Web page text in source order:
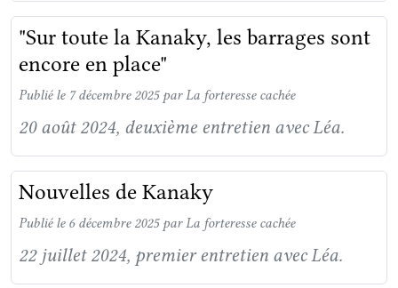
"Sur toute la Kanaky, les barrages sont
encore en place"
Publié le 7 décembre 2025 par La forteresse cachée
20 août 2024, deuxième entretien avec Léa.
Nouvelles de Kanaky
Publié le 6 décembre 2025 par La forteresse cachée
22 juillet 2024, premier entretien avec Léa.